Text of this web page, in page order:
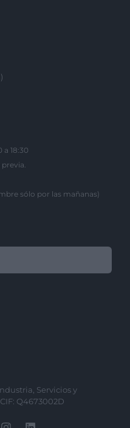
a 18:30
sólo por las mañanas)
Servicios y
Q4673002D